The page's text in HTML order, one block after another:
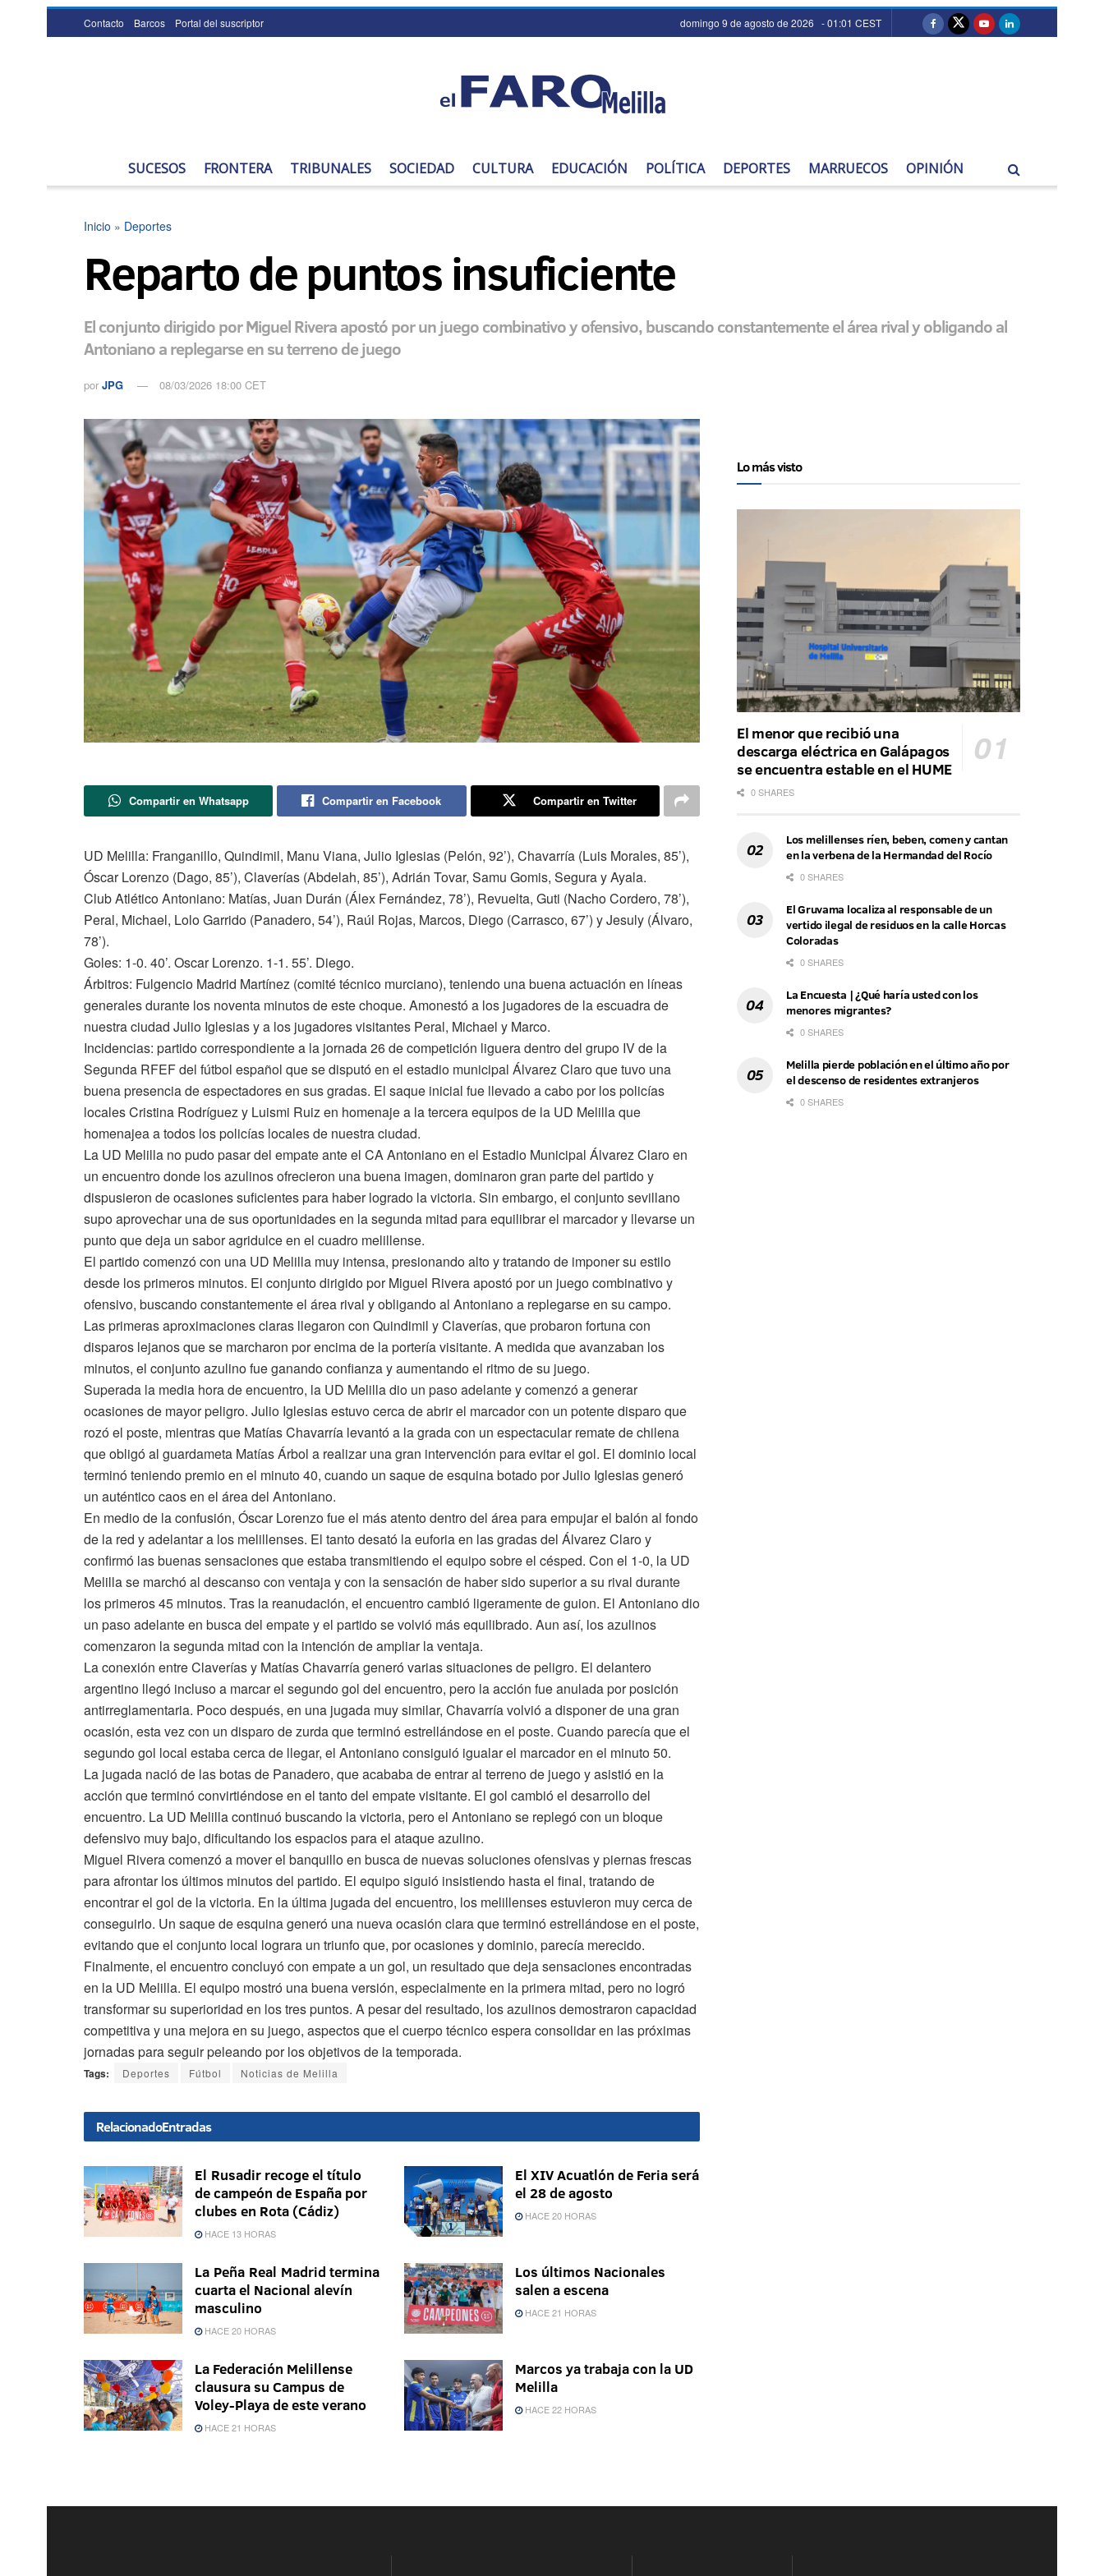
Contacto Barcos Portal del suscriptor domingo 9 de agosto de 2026 - 01:01 CEST
SUCESOS FRONTERA TRIBUNALES SOCIEDAD CULTURA EDUCACIÓN POLÍTICA DEPORTES MARRUECOS OPINIÓN
Inicio » Deportes
Reparto de puntos insuficiente
El conjunto dirigido por Miguel Rivera apostó por un juego combinativo y ofensivo, buscando constantemente el área rival y obligando al
Antoniano a replegarse en su terreno de juego
por JPG 08/03/2026 18:00 CET
Compartir en Whatsapp Compartir en Facebook Compartir en Twitter
UD Melilla: Franganillo, Quindimil, Manu Viana, Julio Iglesias (Pelón, 92’), Chavarría (Luis Morales, 85’),
Óscar Lorenzo (Dago, 85’), Claverías (Abdelah, 85’), Adrián Tovar, Samu Gomis, Segura y Ayala.
Club Atlético Antoniano: Matías, Juan Durán (Álex Fernández, 78’), Revuelta, Guti (Nacho Cordero, 78’),
Peral, Michael, Lolo Garrido (Panadero, 54’), Raúl Rojas, Marcos, Diego (Carrasco, 67’) y Jesuly (Álvaro,
78’).
Goles: 1-0. 40’. Oscar Lorenzo. 1-1. 55’. Diego.
Árbitros: Fulgencio Madrid Martínez (comité técnico murciano), teniendo una buena actuación en líneas
generales durante los noventa minutos de este choque. Amonestó a los jugadores de la escuadra de
nuestra ciudad Julio Iglesias y a los jugadores visitantes Peral, Michael y Marco.
Incidencias: partido correspondiente a la jornada 26 de competición liguera dentro del grupo IV de la
Segunda RFEF del fútbol español que se disputó en el estadio municipal Álvarez Claro que tuvo una
buena presencia de espectadores en sus gradas. El saque inicial fue llevado a cabo por los policías
locales Cristina Rodríguez y Luismi Ruiz en homenaje a la tercera equipos de la UD Melilla que
homenajea a todos los policías locales de nuestra ciudad.
La UD Melilla no pudo pasar del empate ante el CA Antoniano en el Estadio Municipal Álvarez Claro en
un encuentro donde los azulinos ofrecieron una buena imagen, dominaron gran parte del partido y
dispusieron de ocasiones suficientes para haber logrado la victoria. Sin embargo, el conjunto sevillano
supo aprovechar una de sus oportunidades en la segunda mitad para equilibrar el marcador y llevarse un
punto que deja un sabor agridulce en el cuadro melillense.
El partido comenzó con una UD Melilla muy intensa, presionando alto y tratando de imponer su estilo
desde los primeros minutos. El conjunto dirigido por Miguel Rivera apostó por un juego combinativo y
ofensivo, buscando constantemente el área rival y obligando al Antoniano a replegarse en su campo.
Las primeras aproximaciones claras llegaron con Quindimil y Claverías, que probaron fortuna con
disparos lejanos que se marcharon por encima de la portería visitante. A medida que avanzaban los
minutos, el conjunto azulino fue ganando confianza y aumentando el ritmo de su juego.
Superada la media hora de encuentro, la UD Melilla dio un paso adelante y comenzó a generar
ocasiones de mayor peligro. Julio Iglesias estuvo cerca de abrir el marcador con un potente disparo que
rozó el poste, mientras que Matías Chavarría levantó a la grada con un espectacular remate de chilena
que obligó al guardameta Matías Árbol a realizar una gran intervención para evitar el gol. El dominio local
terminó teniendo premio en el minuto 40, cuando un saque de esquina botado por Julio Iglesias generó
un auténtico caos en el área del Antoniano.
En medio de la confusión, Óscar Lorenzo fue el más atento dentro del área para empujar el balón al fondo
de la red y adelantar a los melillenses. El tanto desató la euforia en las gradas del Álvarez Claro y
confirmó las buenas sensaciones que estaba transmitiendo el equipo sobre el césped. Con el 1-0, la UD
Melilla se marchó al descanso con ventaja y con la sensación de haber sido superior a su rival durante
los primeros 45 minutos. Tras la reanudación, el encuentro cambió ligeramente de guion. El Antoniano dio
un paso adelante en busca del empate y el partido se volvió más equilibrado. Aun así, los azulinos
comenzaron la segunda mitad con la intención de ampliar la ventaja.
La conexión entre Claverías y Matías Chavarría generó varias situaciones de peligro. El delantero
argentino llegó incluso a marcar el segundo gol del encuentro, pero la acción fue anulada por posición
antirreglamentaria. Poco después, en una jugada muy similar, Chavarría volvió a disponer de una gran
ocasión, esta vez con un disparo de zurda que terminó estrellándose en el poste. Cuando parecía que el
segundo gol local estaba cerca de llegar, el Antoniano consiguió igualar el marcador en el minuto 50.
La jugada nació de las botas de Panadero, que acababa de entrar al terreno de juego y asistió en la
acción que terminó convirtiéndose en el tanto del empate visitante. El gol cambió el desarrollo del
encuentro. La UD Melilla continuó buscando la victoria, pero el Antoniano se replegó con un bloque
defensivo muy bajo, dificultando los espacios para el ataque azulino.
Miguel Rivera comenzó a mover el banquillo en busca de nuevas soluciones ofensivas y piernas frescas
para afrontar los últimos minutos del partido. El equipo siguió insistiendo hasta el final, tratando de
encontrar el gol de la victoria. En la última jugada del encuentro, los melillenses estuvieron muy cerca de
conseguirlo. Un saque de esquina generó una nueva ocasión clara que terminó estrellándose en el poste,
evitando que el conjunto local lograra un triunfo que, por ocasiones y dominio, parecía merecido.
Finalmente, el encuentro concluyó con empate a un gol, un resultado que deja sensaciones encontradas
en la UD Melilla. El equipo mostró una buena versión, especialmente en la primera mitad, pero no logró
transformar su superioridad en los tres puntos. A pesar del resultado, los azulinos demostraron capacidad
competitiva y una mejora en su juego, aspectos que el cuerpo técnico espera consolidar en las próximas
jornadas para seguir peleando por los objetivos de la temporada.
Tags: Deportes Fútbol Noticias de Melilla
RelacionadoEntradas
El Rusadir recoge el título
de campeón de España por
clubes en Rota (Cádiz)
HACE 13 HORAS
El XIV Acuatlón de Feria será
el 28 de agosto
HACE 20 HORAS
La Peña Real Madrid termina
cuarta el Nacional alevín
masculino
HACE 20 HORAS
Los últimos Nacionales
salen a escena
HACE 21 HORAS
La Federación Melillense
clausura su Campus de
Voley-Playa de este verano
HACE 21 HORAS
Marcos ya trabaja con la UD
Melilla
HACE 22 HORAS
Lo más visto
El menor que recibió una
descarga eléctrica en Galápagos
se encuentra estable en el HUME
0 SHARES
Los melillenses ríen, beben, comen y cantan
en la verbena de la Hermandad del Rocío
0 SHARES
El Gruvama localiza al responsable de un
vertido ilegal de residuos en la calle Horcas
Coloradas
0 SHARES
La Encuesta | ¿Qué haría usted con los
menores migrantes?
0 SHARES
Melilla pierde población en el último año por
el descenso de residentes extranjeros
0 SHARES